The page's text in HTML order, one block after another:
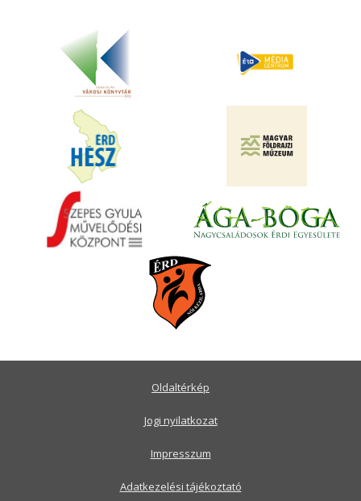
Oldaltérkép
Jogi nyilatkozat
Impresszum
Adatkezelési tájékoztató